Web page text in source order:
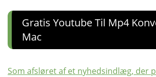
Gratis Youtube Til Mp4
Mac
Som afsløret af et nyhedsindlæg, der